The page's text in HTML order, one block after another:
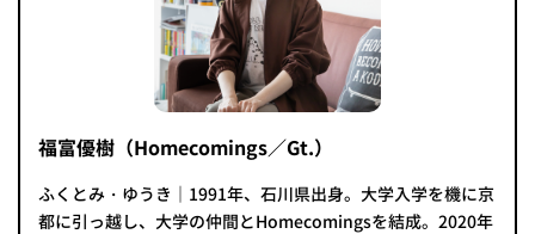
福富優樹（Homecomings／Gt.）
ふくとみ・ゆうき｜1991年、石川県出身。大学入学を機に京
都に引っ越し、大学の仲間とHomecomingsを結成。2020年